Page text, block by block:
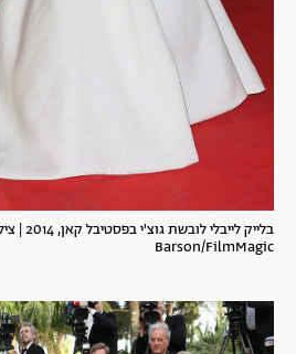
Barson/FilmMagic